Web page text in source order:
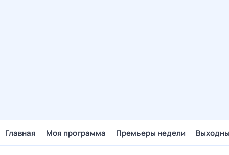
Главная Моя программа Премьеры недели